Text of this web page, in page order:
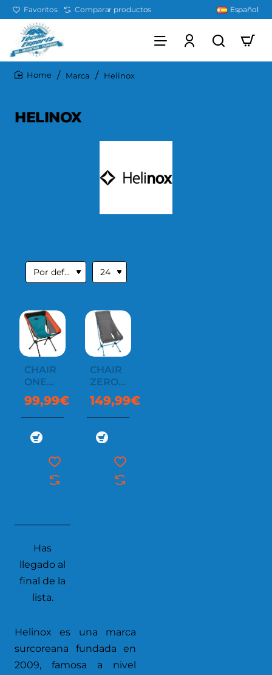
Favoritos Comparar productos Español
Marca Helinox
HELINOX
CHAIR
ONE
(RE)
99,99€
CHAIR
ZERO
HIGH-
BACK
149,99€
Has
llegado al
final de la
lista.
Helinox es una marca
surcoreana fundada en
2009, famosa a nivel